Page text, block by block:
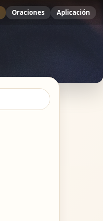
Oraciones Aplicación